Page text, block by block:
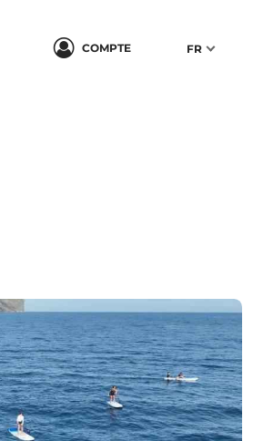
COMPTE FR